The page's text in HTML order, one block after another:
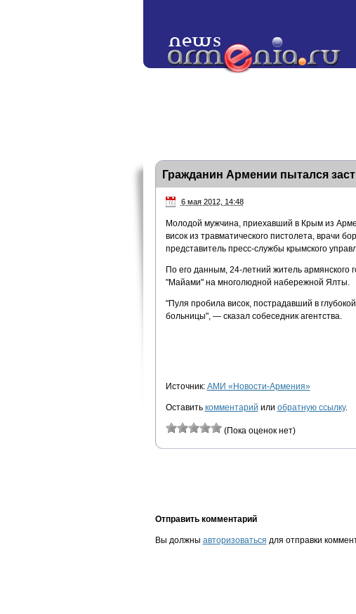
Гражданин Армении пытался
6 мая 2012, 14:48
Молодой мужчина, приехавший в Крым из
висок из травматического пистолета, врачи
представитель пресс-службы крымского
По его данным, 24-летний житель армянского
"Майами" на многолюдной набережной Ялты.
"Пуля пробила висок, пострадавший в
больницы", — сказал собеседник агентства.
Источник: АМИ «Новости-Армения»
Оставить комментарий или обратную ссылку.
(Пока оценок нет)
Отправить комментарий
Вы должны авторизоваться для отправки